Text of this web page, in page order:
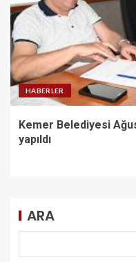
HABERLER
Kemer Belediyesi
yapıldı
ARA